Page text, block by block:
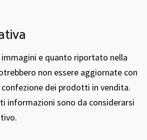
e quanto riportato nella
non essere aggiornate con
dei prodotti in vendita.
informazioni sono da considerarsi